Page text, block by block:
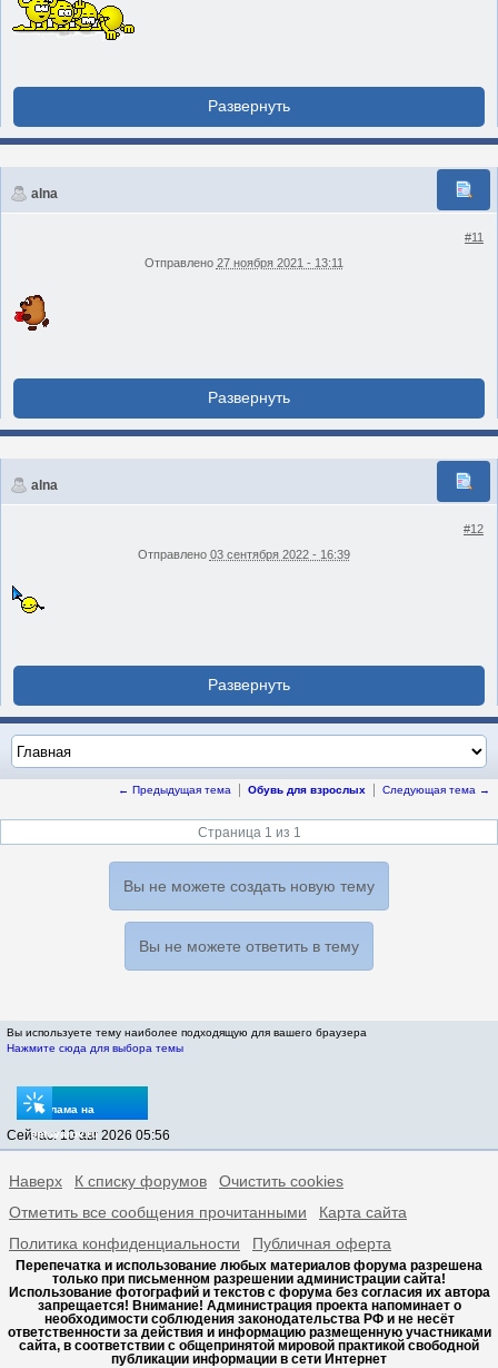
alna
#11
Отправлено 27 ноября 2021 - 13:11
alna
#12
Отправлено 03 сентября 2022 - 16:39
← Предыдущая тема Обувь для взрослых Следующая тема →
Страница 1 из 1
Вы не можете создать новую тему
Вы не можете ответить в тему
Вы используете тему наиболее подходящую для вашего браузера
Нажмите сюда для выбора темы
Реклама на
sptovarov.ru
Сейчас: 10 авг 2026 05:56
Наверх К списку форумов
Очистить cookies
Отметить все сообщения прочитанными
Карта сайта
Политика конфиденциальности
Публичная оферта